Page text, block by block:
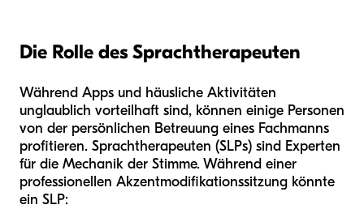
Die Rolle des Sprachtherapeuten
Während Apps und häusliche Aktivitäten
unglaublich vorteilhaft sind, können einige Personen
von der persönlichen Betreuung eines Fachmanns
profitieren. Sprachtherapeuten (SLPs) sind Experten
für die Mechanik der Stimme. Während einer
professionellen Akzentmodifikationssitzung könnte
ein SLP: